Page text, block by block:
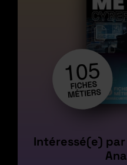
Intéressé(e) par